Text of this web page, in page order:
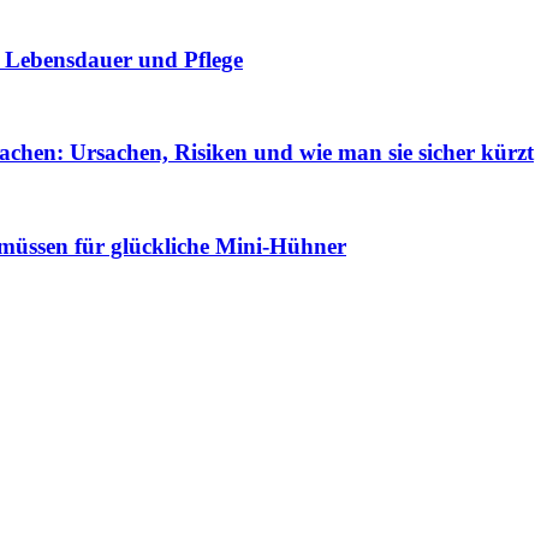
und Pflege
Ursachen, Risiken und wie man sie sicher kürzt
für glückliche Mini-Hühner